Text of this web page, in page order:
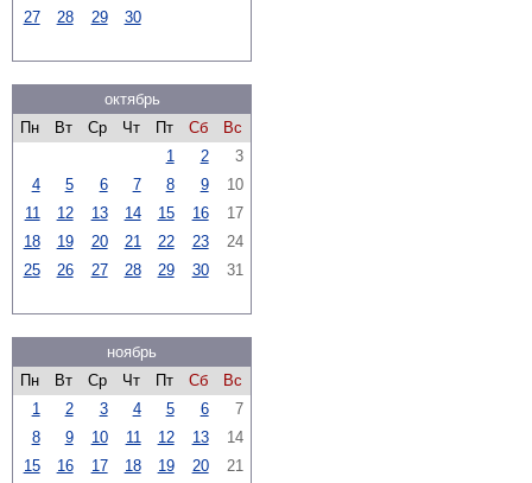
27
28 29 30
октябрь
Пн
Вт Ср Чт Пт Сб
Вс
1
2
3
4
5 6 7 8 9
10
11
12 13 14 15 16
17
18
19 20 21 22 23
24
25
26 27 28 29 30 31
ноябрь
Пн
Вт Ср Чт Пт Сб
Вс
1
2 3 4 5 6
7
8
9 10 11 12 13
14
15
16 17 18 19 20
21